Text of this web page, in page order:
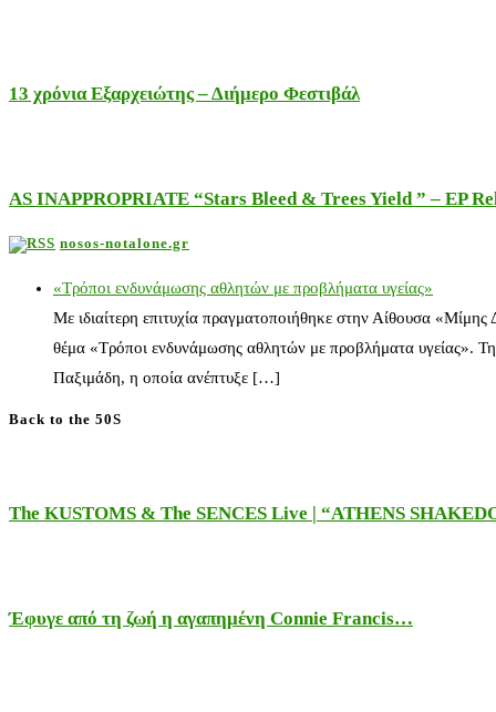
13 χρόνια Εξαρχειώτης – Διήμερο Φεστιβάλ
AS INAPPROPRIATE “Stars Bleed & Trees Yield ” – EP
nosos-notalone.gr
«Τρόποι ενδυνάμωσης αθλητών με προβλήματα υγείας»
Με ιδιαίτερη επιτυχία πραγματοποιήθηκε στην Αίθουσα
θέμα «Τρόποι ενδυνάμωσης αθλητών με προβλήματα υγείας».
Παξιμάδη, η οποία ανέπτυξε […]
Back to the 50S
The KUSTOMS & The SENCES Live | “ATHENS
Έφυγε από τη ζωή η αγαπημένη Connie Francis…